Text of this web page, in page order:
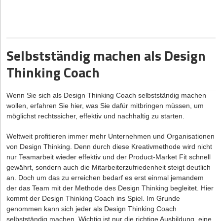
nach Gründung zu erwarten?
Was sind die Stärken und Schwächen des Unternehmens?
Welche Chancen und Risiken birgt der Markt?
Welcher Kapitalbedarf resultiert aus der Planung und wie
kann eine Finanzierung erfolgen?
Wer sich mit einem Foodtruck selbständig machen will, kommt
auch um das ThemaFinanzierung nicht herum. Eigentlich solltest
du dich schon während der Businessplanerstellung damit
auseinandersetzen. Hierzu zählen im Detail die Umsatz- und
Gewinnplanung, die Unternehmensfinanzierung sowie die
Einnahmen-Überschuss-Rechnung (EÜR).
Feedback einholen und testen, testen, testen
Grundlagen einer erfolgreichen Kreditberatung
Eine effektive Kreditberatung erfordert ein solides Fundament
Schlüsselelementen gehören die Bewertung der Kreditwürdigkeit,
die Durchführung von Finanzanalysen und die Einschätzung von
Risiken.
bei der Beurteilung seiner Fähigkeit, einen Kredit
zurückzuzahlen. Hierbei spielen Aspekte wie
Einkommenssituation, Vermögenswerte und Zahlungshistorie
eine wichtige Rolle. Eine gründliche Finanzanalyse ermöglicht es
dem Berater, ein umfassendes Bild der finanziellen Situation des
Kunden zu gewinnen und maßgeschneiderte Lösungen zu
entwickeln.
Die Risikobewertung ist ein weiterer essentieller Bestandteil der
Selbstständig machen als Design
Thinking Coach
Wenn Sie sich als Design Thinking Coach selbstständig machen
wollen, erfahren Sie hier, was Sie dafür mitbringen müssen, um
möglichst rechtssicher, effektiv und nachhaltig zu starten.
Weltweit profitieren immer mehr Unternehmen und Organisationen
von Design Thinking. Denn durch diese Kreativmethode wird nicht
nur Teamarbeit wieder effektiv und der Product-Market Fit schnell
gewährt, sondern auch die Mitarbeiterzufriedenheit steigt deutlich
an. Doch um das zu erreichen bedarf es erst einmal jemandem
der das Team mit der Methode des Design Thinking begleitet. Hier
kommt der Design Thinking Coach ins Spiel. Im Grunde
genommen kann sich jeder als Design Thinking Coach
selbstständig machen. Wichtig ist nur die richtige Ausbildung, eine